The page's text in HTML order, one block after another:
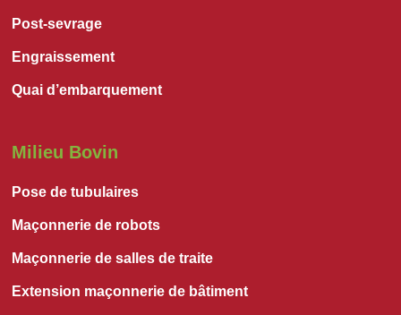
Post-sevrage
Engraissement
Quai d’embarquement
Milieu Bovin
Pose de tubulaires
Maçonnerie de robots
Maçonnerie de salles de traite
Extension maçonnerie de bâtiment